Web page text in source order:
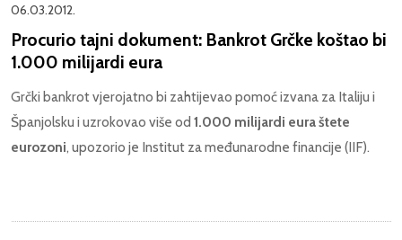
06.03.2012.
Procurio tajni dokument: Bankrot Grčke koštao bi
1.000 milijardi eura
Grčki bankrot vjerojatno bi zahtijevao pomoć izvana za Italiju i
Španjolsku i uzrokovao više od 1.000 milijardi eura štete
eurozoni, upozorio je Institut za međunarodne financije (IIF).